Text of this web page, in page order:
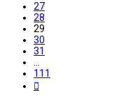
27
28
29
30
31
111